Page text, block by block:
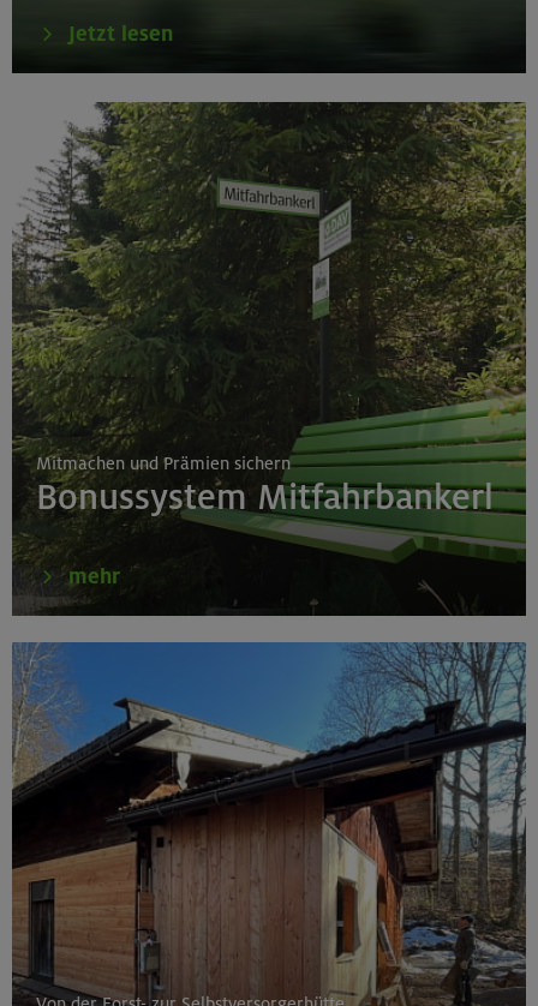
Jetzt lesen
Mitmachen und Prämien sichern
Bonussystem Mitfahrbankerl
mehr